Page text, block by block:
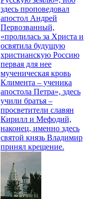
здесь проповедовал
апостол Андрей
Первозванный,
«пролилась за Христа и
освятила будущую
христианскую Россию
первая для нее
мученическая кровь
Климента – ученика
апостола Петра», здесь
учили братья –
просветители славян
Кирилл и Мефодий,
наконец, именно здесь
святой князь Владимир
принял крещение.